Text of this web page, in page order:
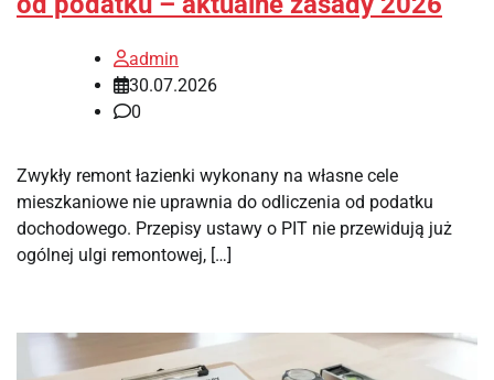
admin
30.07.2026
0
Zwykły remont łazienki wykonany na własne cele
mieszkaniowe nie uprawnia do odliczenia od podatku
dochodowego. Przepisy ustawy o PIT nie przewidują już
ogólnej ulgi remontowej, […]